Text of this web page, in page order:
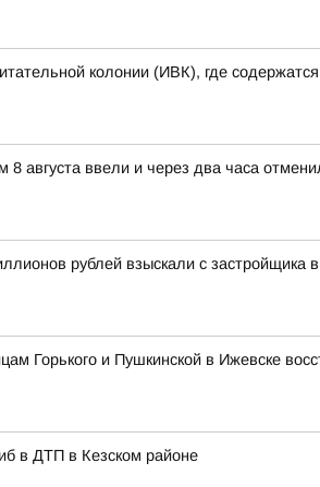
колонии (ИВК), где
8 августа ввели и через два часа
рублей взыскали с застройщика
Горького и Пушкинской в Ижевске
в ДТП в Кезском районе